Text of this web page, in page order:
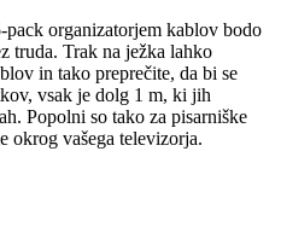
pack organizatorjem kablov bodo
truda. Trak na ježka lahko
in tako preprečite, da bi se
vsak je dolg 1 m, ki jih
Popolni so tako za pisarniške
okrog vašega televizorja.